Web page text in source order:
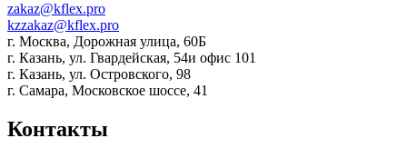
zakaz@kflex.pro
kzzakaz@kflex.pro
г. Москва, Дорожная улица, 60Б
г. Казань, ул. Гвардейская, 54и офис 101
г. Казань, ул. Островского, 98
г. Самара, Московское шоссе, 41
Контакты